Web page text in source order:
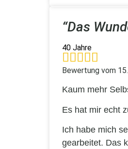
“Das
40 Jahre
Bewertung vom
Kaum mehr
Es hat mir echt
Ich habe mich
gearbeitet. Das